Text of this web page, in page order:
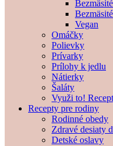
Vegan
Omáčky
Polievky
Prívarky
Prílohy k jedlu
Nátierky
Šaláty
Využi to!
Recepty pre rodiny
Rodinné obedy
Zdravé desiaty
Detské oslavy